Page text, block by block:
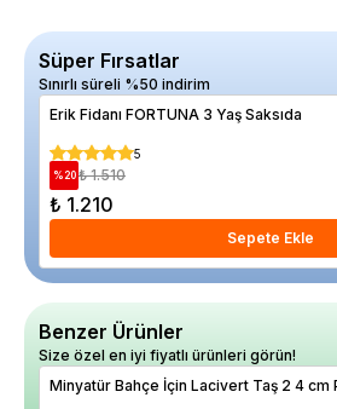
Süper Fırsatlar
Sınırlı süreli %50 indirim
Erik Fidanı FORTUNA 3 Yaş Saksıda
5
%20 ₺ 1.510
₺ 1.210
Sepete Ekle
Benzer Ürünler
Size özel en iyi fiyatlı ürünleri görün!
Minyatür Bahçe İçin Lacivert Taş 2 4 cm